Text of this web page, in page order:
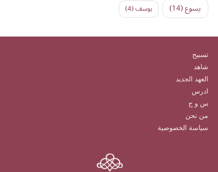
يسوع(14) يوسف(4)
تسبيح
شاهد
العهد الجديد
ادرس
س و ج
من نحن
سياسة الخصوصية